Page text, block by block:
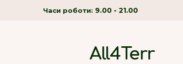
Часи роботи: 9.00 - 21.00
All4Terr